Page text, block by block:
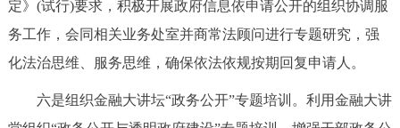
定》(试行)要求，积极开展政府信息依申请公开的组织协调服
务工作，会同相关业务处室并商常法顾问进行专题研究，强
化法治思维、服务思维，确保依法依规按期回复申请人。
六是组织金融大讲坛“政务公开”专题培训。利用金融大讲